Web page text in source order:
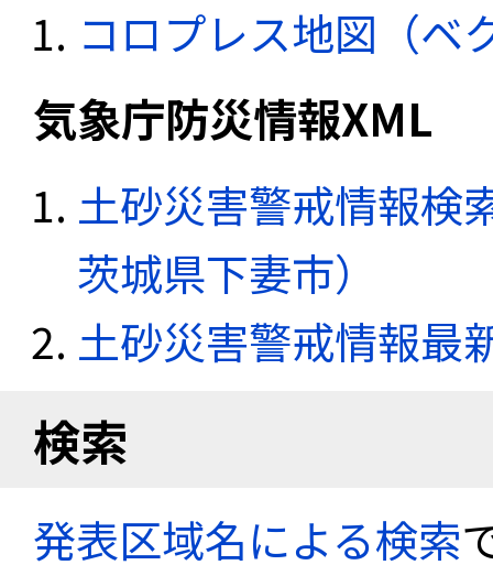
コロプレス地図（ベ
気象庁防災情報XML
土砂災害警戒情報検
茨城県下妻市）
土砂災害警戒情報最
検索
発表区域名による検索